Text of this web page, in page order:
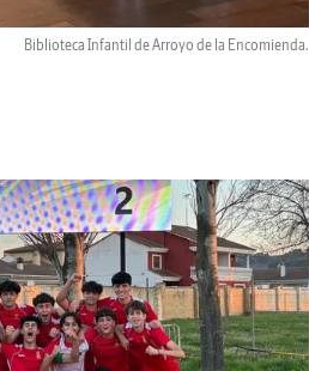
Biblioteca Infantil de Arroyo de la Encomienda.